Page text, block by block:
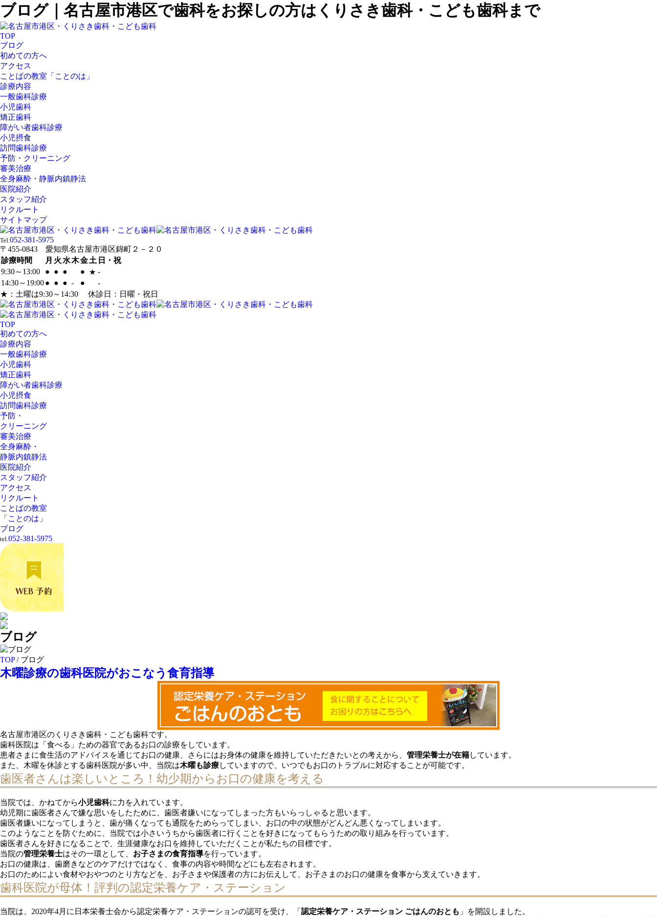
ブログ｜名古屋市港区で歯科をお探しの方はくりさき歯科・こども歯科まで
TOP
ブログ
初めての方へ
アクセス
ことばの教室「ことのは」
診療内容
一般歯科診療
小児歯科
矯正歯科
障がい者歯科診療
小児摂食
訪問歯科診療
予防・クリーニング
審美治療
全身麻酔・静脈内鎮静法
医院紹介
スタッフ紹介
リクルート
サイトマップ
Tel.052-381-5975
〒455-0843 愛知県名古屋市港区錦町２－２０
診療時間
月 火 水木金土 日・祝
9:30～13:00
● ● ● ● ★ -
14:30～19:00● ● ● - ●
-
★：土曜は9:30～14:30 休診日：日曜・祝日
TOP
初めての方へ
診療内容
一般歯科診療
小児歯科
矯正歯科
障がい者歯科診療
小児摂食
訪問歯科診療
予防・
クリーニング
審美治療
全身麻酔・
静脈内鎮静法
医院紹介
スタッフ紹介
アクセス
リクルート
ことばの教室
「ことのは」
ブログ
tel.052-381-5975
ブログ
TOP/ ブログ
木曜診療の歯科医院がおこなう食育指導
名古屋市港区のくりさき歯科・こども歯科です。
歯科医院は「食べる」ための器官であるお口の診療をしています。
患者さまに食生活のアドバイスを通じてお口の健康、さらにはお身体の健康を維持していただきたいとの考えから、 管理栄養士が在籍しています。
また、木曜を休診とする歯科医院が多い中、当院は木曜も診療していますので、いつでもお口のトラブルに対応することが可能です。
歯医者さんは楽しいところ！幼少期からお口の健康を考える
当院では、かねてから小児歯科に力を入れています。
幼児期に歯医者さんで嫌な思いをしたために、歯医者嫌いになってしまった方もいらっしゃると思います。
歯医者嫌いになってしまうと、歯が痛くなっても通院をためらってしまい、お口の中の状態がどんどん悪くなってしまいます。
このようなことを防ぐために、当院では小さいうちから歯医者に行くことを好きになってもらうための取り組みを行っています。
歯医者さんを好きになることで、生涯健康なお口を維持していただくことが私たちの目標です。
当院の管理栄養士はその一環として、 お子さまの食育指導を行っています。
お口の健康は、歯磨きなどのケアだけではなく、食事の内容や時間などにも左右されます。
お口のためによい食材やおやつのとり方などを、お子さまや保護者の方にお伝えして、お子さまのお口の健康を食事から支えていきます。
歯科医院が母体！評判の認定栄養ケア・ステーション
当院は、2020年4月に日本栄養士会から認定栄養ケア・ステーションの認可を受け、「 認定栄養ケア・ステーション ごはんのおとも 」を開設しました。